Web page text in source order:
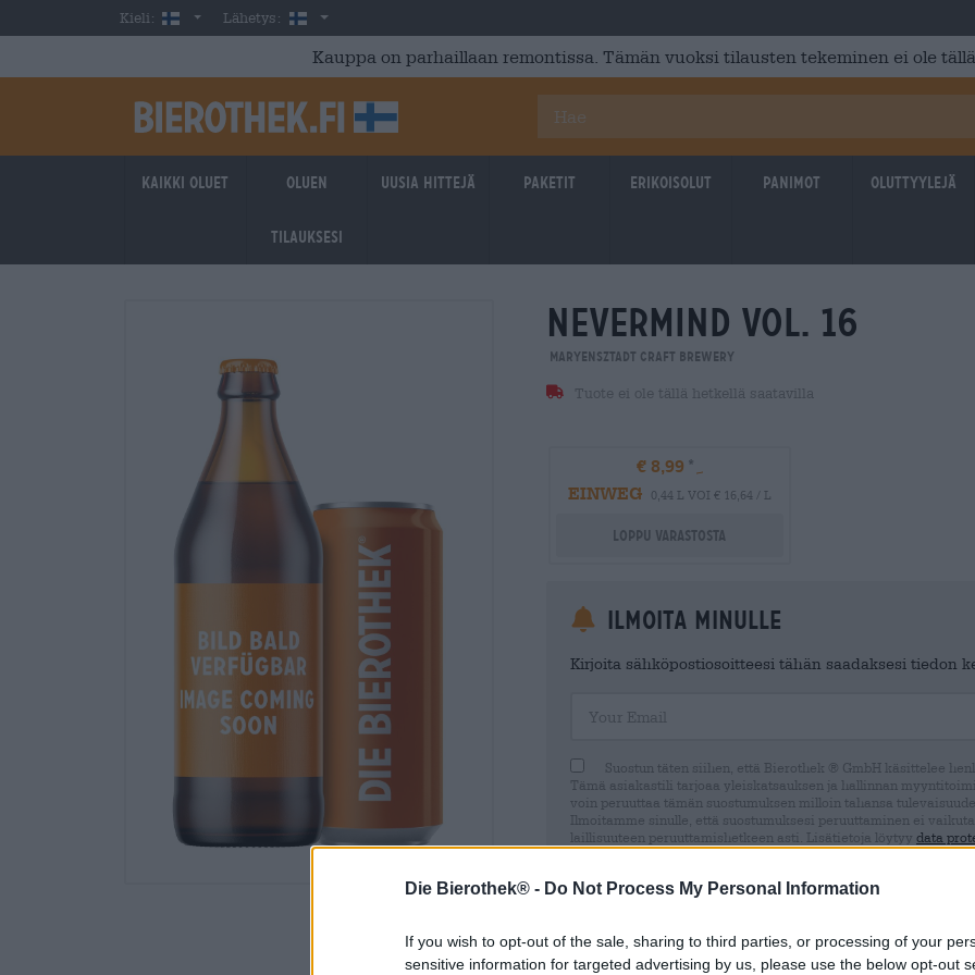
Die Bierothek® - Do Not Process My Personal Information
If you wish to opt-out of the sale, sharing to third parties, or processing of your
sensitive information for targeted advertising by us, please use the below opt-out
Skip to main content
Kieli: FinnishLähetys: Suomi
Kauppa on parhaillaan remontissa. Tämän vuoksi tilausten tekeminen ei ole
Kaikki oluet Oluen
tilauksesi
Uusia hittejä Paketit Erikoisolut Panimot Oluttyylejä
nevermind vol. 16
Maryensztadt Craft Brewery
Tuote ei ole tällä hetkellä saatavilla
€ 8,99
EINWEG
0,44 L VOI € 16,64 / L
Loppu varastosta
Ilmoita minulle
Kirjoita sähköpostiosoitteesi tähän saadaksesi tiedon
Suostun täten siihen, että Bierothek ® GmbH käsittelee
Tämä asiakastili tarjoaa yleiskatsauksen ja hallinnan
voin peruuttaa tämän suostumuksen milloin tahansa
Ilmoitamme sinulle, että suostumuksesi peruuttaminen ei
laillisuuteen peruuttamishetkeen asti. Lisätietoja löytyy data
* Hinnat sisältävät lakisääteisen arvonlisäveron. Plus Laivaus